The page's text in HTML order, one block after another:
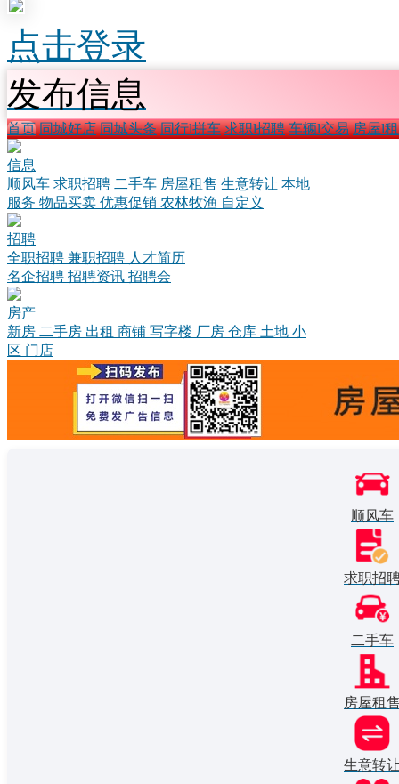
点击登录
发布信息
首页 同城好店 同城头条 同行l拼车 求职l招聘 车辆l交易 房屋l
信息
顺风车 求职招聘 二手车 房屋租售 生意转让 本地
服务 物品买卖 优惠促销 农林牧渔 自定义
招聘
全职招聘 兼职招聘 人才简历
名企招聘 招聘资讯 招聘会
房产
新房 二手房 出租 商铺 写字楼 厂房 仓库 土地 小
区 门店
顺风车
求职招
二手车
房屋租
生意转